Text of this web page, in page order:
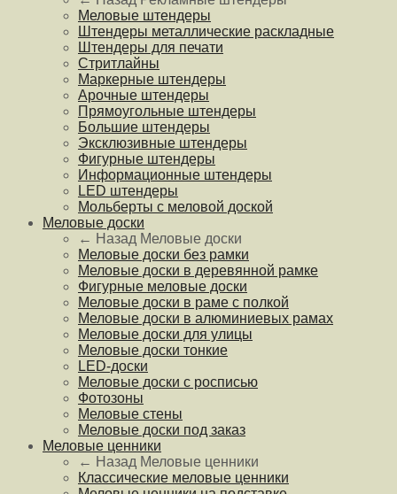
Меловые штендеры
Штендеры металлические раскладные
Штендеры для печати
Стритлайны
Маркерные штендеры
Арочные штендеры
Прямоугольные штендеры
Большие штендеры
Эксклюзивные штендеры
Фигурные штендеры
Информационные штендеры
LED штендеры
Мольберты с меловой доской
Меловые доски
← Назад Меловые доски
Меловые доски без рамки
Меловые доски в деревянной рамке
Фигурные меловые доски
Меловые доски в раме с полкой
Меловые доски в алюминиевых рамах
Меловые доски для улицы
Меловые доски тонкие
LED-доски
Меловые доски с росписью
Фотозоны
Меловые стены
Меловые доски под заказ
Меловые ценники
← Назад Меловые ценники
Классические меловые ценники